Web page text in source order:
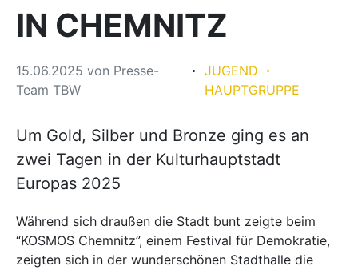
IN CHEMNITZ
15.06.2025 von Presse-
Team TBW
JUGEND
HAUPTGRUPPE
Um Gold, Silber und Bronze ging es an
zwei Tagen in der Kulturhauptstadt
Europas 2025
Während sich draußen die Stadt bunt zeigte beim
“KOSMOS Chemnitz”, einem Festival für Demokratie,
zeigten sich in der wunderschönen Stadthalle die